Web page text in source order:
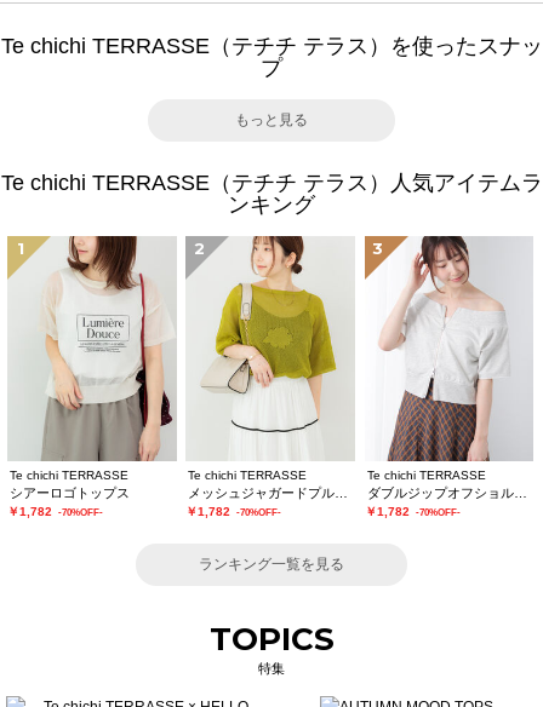
Te chichi TERRASSE（テチチ テラス）を使ったスナッ
プ
もっと見る
Te chichi TERRASSE（テチチ テラス）人気アイテムラ
ンキング
1
Te chichi TERRASSE
シアーロゴトップス
￥1,782 -70%OFF-
2
Te chichi TERRASSE
￥1,782 -70%OFF-
3
Te chichi TERRASSE
ダブルジップオフショルカットトップス
￥1,782 -70%OFF-
ランキング一覧を見る
TOPICS
特集